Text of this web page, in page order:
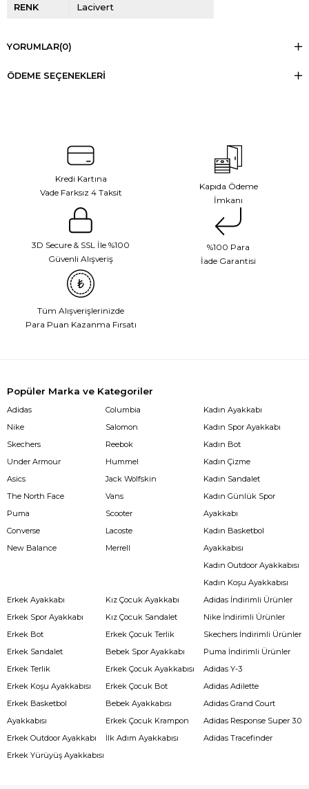
RENK Lacivert
YORUMLAR(0)
ÖDEME SEÇENEKLERI
Kredi Kartına
Vade Farksız 4 Taksit
Kapıda Ödeme
İmkanı
3D Secure & SSL İle %100
Güvenli Alışveriş
%100 Para
İade Garantisi
Tüm Alışverişlerinizde
Para Puan Kazanma Fırsatı
Popüler Marka ve Kategoriler
Adidas
Nike
Skechers
Under Armour
Asics
The North Face
Puma
Converse
New Balance
Columbia
Salomon
Reebok
Hummel
Jack Wolfskin
Vans
Scooter
Lacoste
Merrell
Kadın Ayakkabı
Kadın Spor Ayakkabı
Kadın Bot
Kadın Çizme
Kadın Sandalet
Kadın Günlük Spor
Ayakkabı
Kadın Basketbol
Ayakkabısı
Kadın Outdoor Ayakkabısı
Kadın Koşu Ayakkabısı
Erkek Ayakkabı
Erkek Spor Ayakkabı
Erkek Bot
Erkek Sandalet
Erkek Terlik
Erkek Koşu Ayakkabısı
Erkek Basketbol
Ayakkabısı
Erkek Outdoor Ayakkabı
Erkek Yürüyüş Ayakkabısı
Kız Çocuk Ayakkabı
Kız Çocuk Sandalet
Erkek Çocuk Terlik
Bebek Spor Ayakkabı
Erkek Çocuk Ayakkabısı
Erkek Çocuk Bot
Bebek Ayakkabısı
Erkek Çocuk Krampon
İlk Adım Ayakkabısı
Adidas İndirimli Ürünler
Nike İndirimli Ürünler
Skechers İndirimli Ürünler
Puma İndirimli Ürünler
Adidas Y-3
Adidas Adilette
Adidas Grand Court
Adidas Response Super 3.0
Adidas Tracefinder